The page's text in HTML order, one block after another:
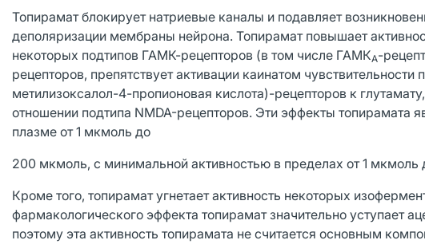
Топирамат блокирует натриевые каналы и подавляет
деполяризации мембраны нейрона. Топирамат повышает
некоторых подтипов ГАМК-рецепторов (в том числе ГАМКА-
рецепторов, препятствует активации каинатом
метилизоксалол-4-пропионовая кислота)-рецепторов к
отношении подтипа NMDA-рецепторов. Эти эффекты топирамата
плазме от 1 мкмоль до
200 мкмоль, с минимальной активностью в пределах от 1 мкмоль
Кроме того, топирамат угнетает активность некоторых
фармакологического эффекта топирамат значительно уступает
поэтому эта активность топирамата не считается основным